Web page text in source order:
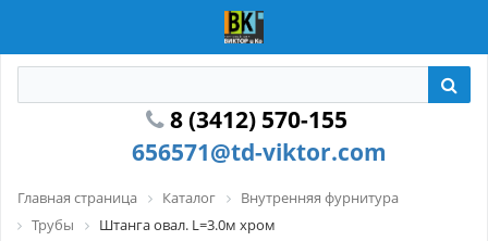
8 (3412) 570-155
656571@td-viktor.com
Главная страница Каталог
Внутренняя фурнитура
Трубы
Штанга овал. L=3.0м хром